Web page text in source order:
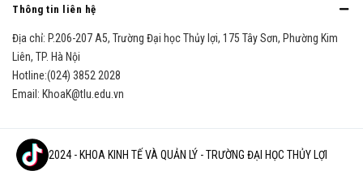
Thông tin liên hệ
Địa chỉ: P.206-207 A5, Trường Đại học Thủy lợi, 175 Tây Sơn, Phường Kim
Liên, TP. Hà Nội
Hotline:(024) 3852 2028
Email: KhoaK@tlu.edu.vn
© 2024 - KHOA KINH TẾ VÀ QUẢN LÝ - TRƯỜNG ĐẠI HỌC THỦY LỢI